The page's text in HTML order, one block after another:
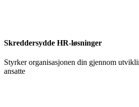
Skreddersydde HR-løsninger
Styrker organisasjonen din gjennom
ansatte